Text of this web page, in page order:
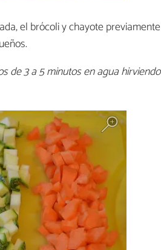
el brócoli y chayote previamente
de 3 a 5 minutos en agua hirviendo